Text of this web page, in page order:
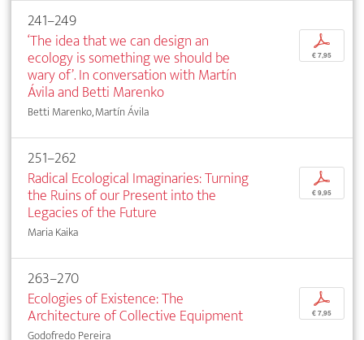
241–249
‘The idea that we can design an
ecology is something we should be
wary of’. In conversation with Martín
Ávila and Betti Marenko
Betti Marenko, Martín Ávila
p
€ 7,95
251–262
Radical Ecological Imaginaries: Turning
the Ruins of our Present into the
Legacies of the Future
Maria Kaika
p
€ 9,95
263–270
Ecologies of Existence: The
Architecture of Collective Equipment
Godofredo Pereira
p
€ 7,95